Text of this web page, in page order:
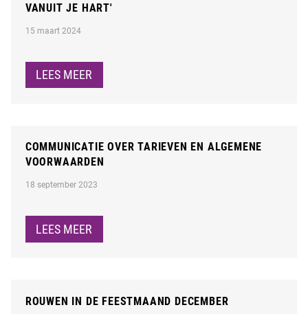
VANUIT JE HART'
15 maart 2024
LEES MEER
COMMUNICATIE OVER TARIEVEN EN ALGEMENE
VOORWAARDEN
18 september 2023
LEES MEER
ROUWEN IN DE FEESTMAAND DECEMBER